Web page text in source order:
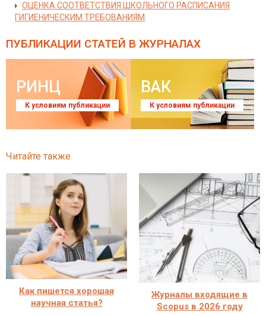
ОЦЕНКА СООТВЕТСТВИЯ ШКОЛЬНОГО РАСПИСАНИЯ
ГИГИЕНИЧЕСКИМ ТРЕБОВАНИЯМ
ПУБЛИКАЦИИ СТАТЕЙ В ЖУРНАЛАХ
РИНЦ
К условиям публикации
ВАК
К условиям публикации
Читайте также
Как пишется хорошая
научная статья?
Журналы входящие в
Scopus в 2026 году